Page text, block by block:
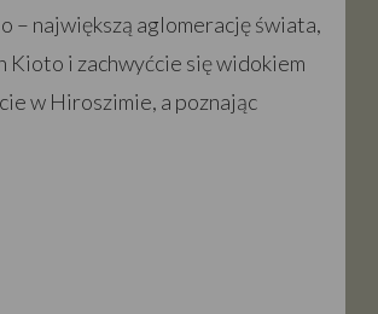
– największą aglomerację świata,
i zachwyćcie się widokiem
w Hiroszimie, a poznając